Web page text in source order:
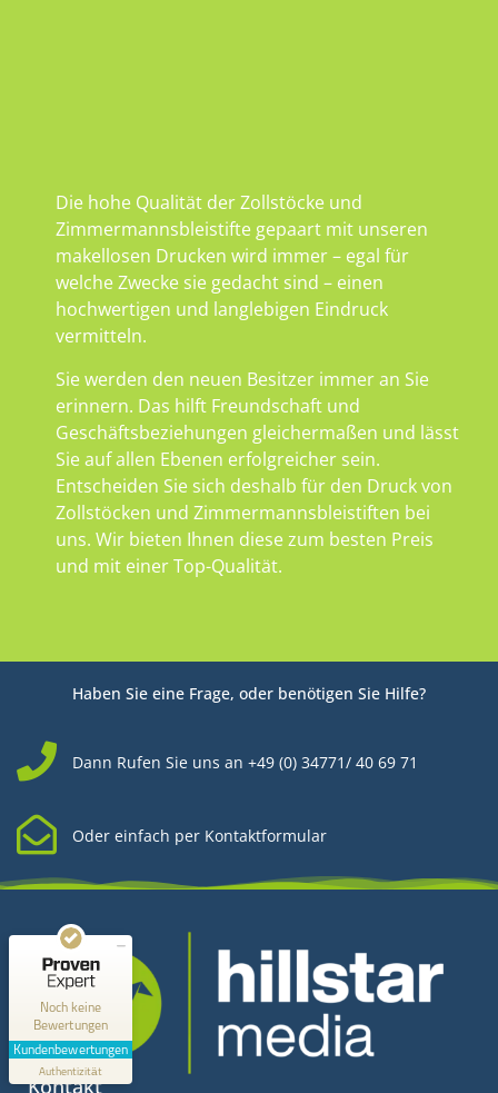
Die hohe Qualität der Zollstöcke und
Zimmermannsbleistifte gepaart mit unseren
makellosen Drucken wird immer – egal für
welche Zwecke sie gedacht sind – einen
hochwertigen und langlebigen Eindruck
vermitteln.
Sie werden den neuen Besitzer immer an Sie
erinnern. Das hilft Freundschaft und
Geschäftsbeziehungen gleichermaßen und lässt
Sie auf allen Ebenen erfolgreicher sein.
Entscheiden Sie sich deshalb für den Druck von
Zollstöcken und Zimmermannsbleistiften bei
uns. Wir bieten Ihnen diese zum besten Preis
und mit einer Top-Qualität.
Haben Sie eine Frage, oder benötigen Sie Hilfe?
Dann Rufen Sie uns an +49 (0) 34771/ 40 69 71
Oder einfach per Kontaktformular
Kontakt
Noch keine
Bewertungen
Kundenbewertungen
Authentizität
Kundenbewertungen und Erfahrungen zu
MANGELHAFT
0,00 / 5,00
Erfahren Sie mehr über dieses Bewertungssiegel
Profil ansehen